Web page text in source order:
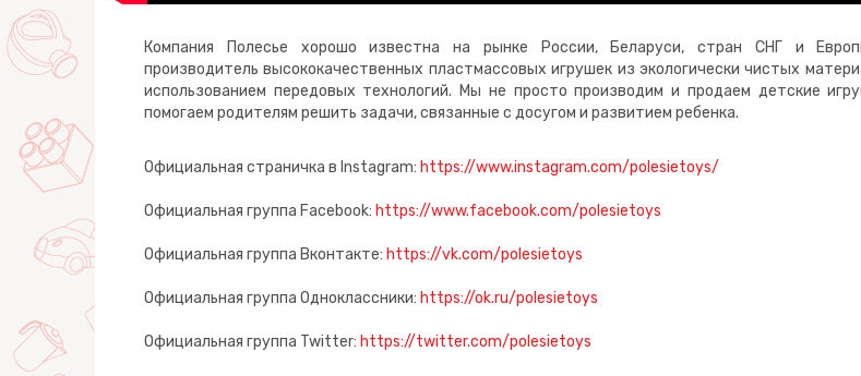
Компания Полесье хорошо известна на рынке России, Беларуси, стран СНГ и
производитель высококачественных пластмассовых игрушек из экологически чистых
использованием передовых технологий. Мы не просто производим и продаем детские
помогаем родителям решить задачи, связанные с досугом и развитием ребенка.
Официальная страничка в Instagram: https://www.instagram.com/polesietoys/
Официальная группа Facebook: https://www.facebook.com/polesietoys
Официальная группа Вконтакте: https://vk.com/polesietoys
Официальная группа Одноклассники: https://ok.ru/polesietoys
Официальная группа Twitter: https://twitter.com/polesietoys